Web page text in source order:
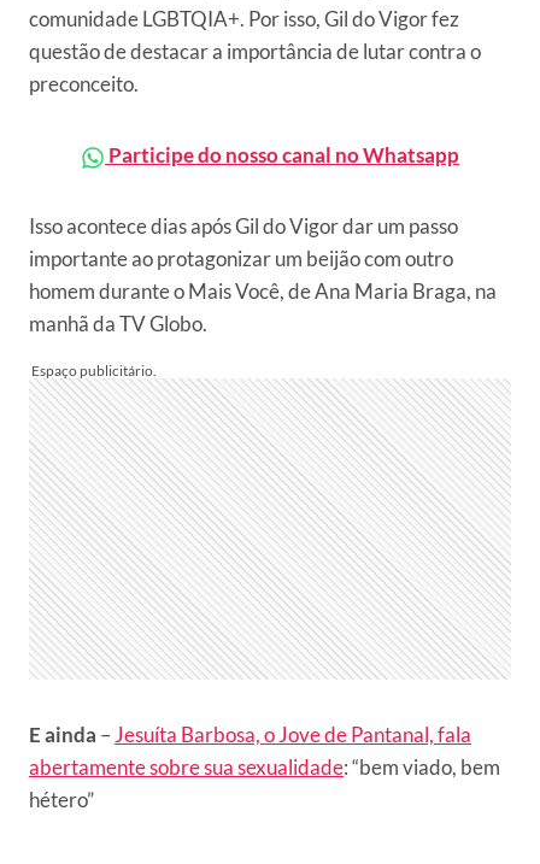
comunidade LGBTQIA+. Por isso, Gil do Vigor fez
questão de destacar a importância de lutar contra o
preconceito.
Participe do nosso canal no Whatsapp
Isso acontece dias após Gil do Vigor dar um passo
importante ao protagonizar um beijão com outro
homem durante o Mais Você, de Ana Maria Braga, na
manhã da TV Globo.
E ainda – Jesuíta Barbosa, o Jove de Pantanal, fala
abertamente sobre sua sexualidade: “bem viado, bem
hétero”